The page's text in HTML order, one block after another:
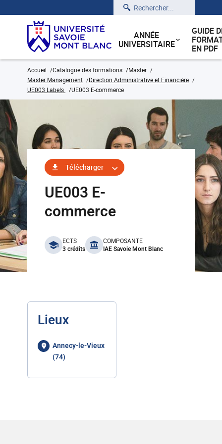
Rechercher
ANNÉE
UNIVERSITAIRE
GUIDE
EN PDF
Accueil Catalogue des formations
Master
Master Management
Direction Administrative et Financière
UE003 Labels
UE003 E-commerce
Télécharger
UE003 E-
commerce
benefits
ECTS
3 crédits
COMPOSANTE
IAE Savoie Mont Blanc
Lieux
Annecy-le-Vieux
(74)